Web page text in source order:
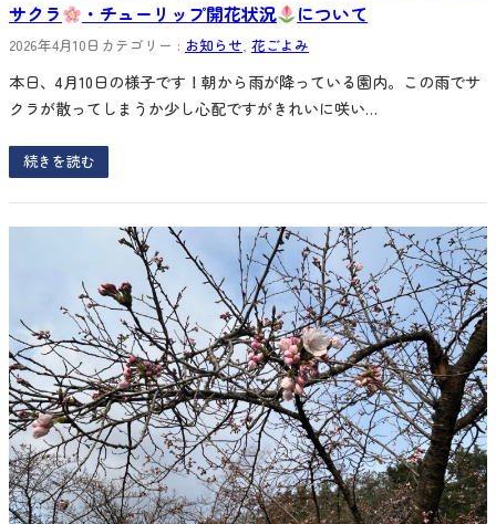
サクラ ・チューリップ開花状況 について
2026年4月10日 カテゴリー : お知らせ 花ごよみ
本日、4月10日の様子です！朝から雨が降っている園内。この雨でサ
クラが散ってしまうか少し心配ですがきれいに咲い…
続きを読む